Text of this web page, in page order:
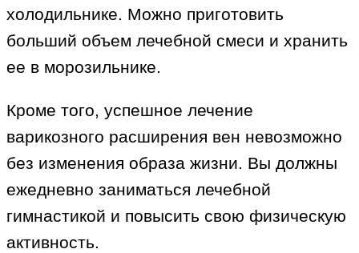
холодильнике. Можно приготовить
больший объем лечебной смеси и хранить
ее в морозильнике.
Кроме того, успешное лечение
варикозного расширения вен невозможно
без изменения образа жизни. Вы должны
ежедневно заниматься лечебной
гимнастикой и повысить свою физическую
активность.